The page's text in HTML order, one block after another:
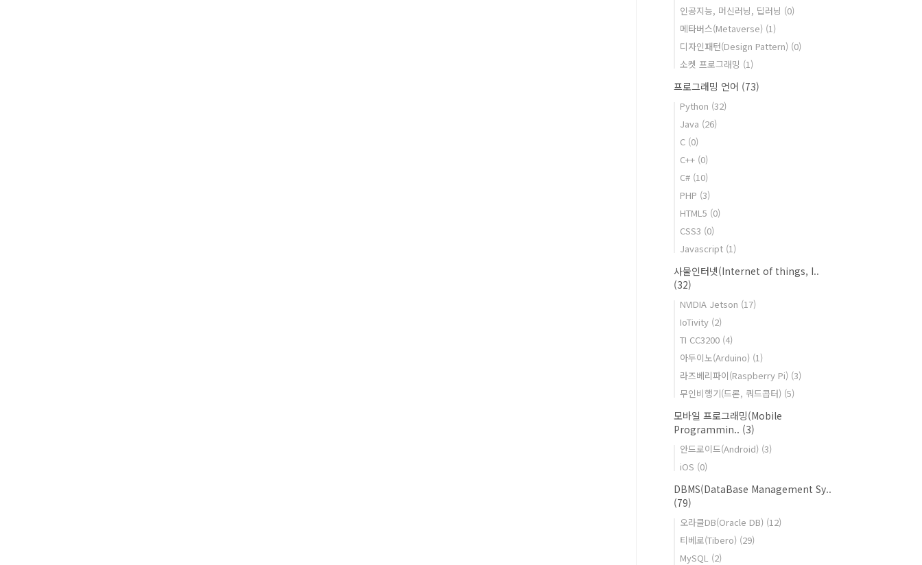
인공지능, 머신러닝, 딥러닝 (0)
메타버스(Metaverse) (1)
디자인패턴(Design Pattern) (0)
소켓 프로그래밍 (1)
프로그래밍 언어 (73)
Python (32)
Java (26)
C (0)
C++ (0)
C# (10)
PHP (3)
HTML5 (0)
CSS3 (0)
Javascript (1)
사물인터넷(Internet of things, I..
(32)
NVIDIA Jetson (17)
IoTivity (2)
TI CC3200 (4)
아두이노(Arduino) (1)
라즈베리파이(Raspberry Pi) (3)
무인비행기(드론, 쿼드콥터) (5)
모바일 프로그래밍(Mobile
Programmin.. (3)
안드로이드(Android) (3)
iOS (0)
DBMS(DataBase Management Sy..
(79)
오라클DB(Oracle DB) (12)
티베로(Tibero) (29)
MySQL (2)